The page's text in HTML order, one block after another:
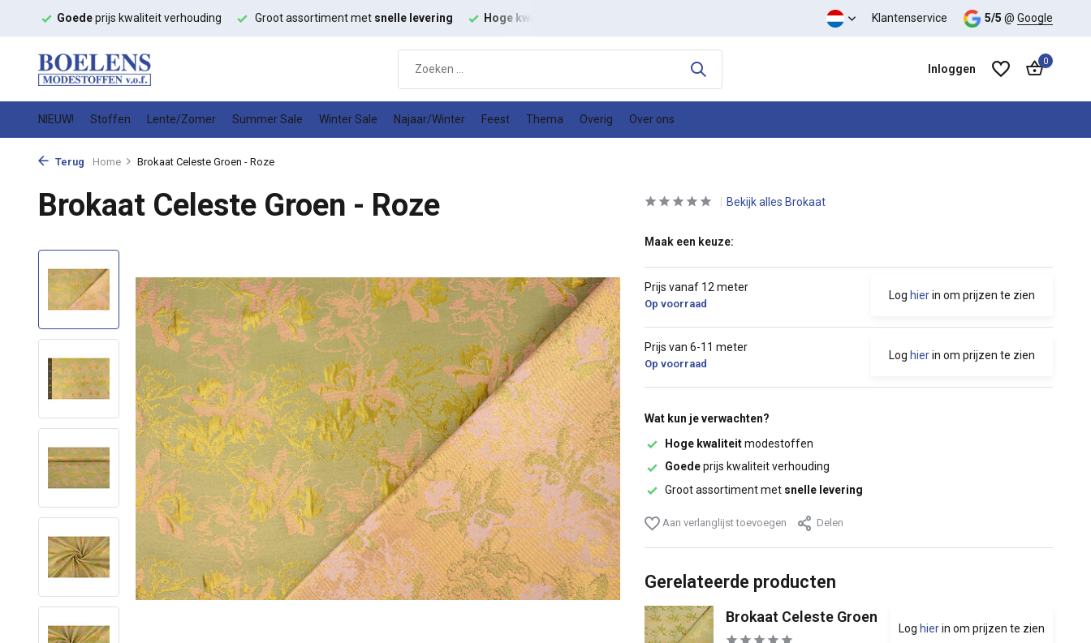
Goedeprijs kwaliteit verhouding Groot assortiment met snelle levering Hoge kwaliteit prijs kwaliteit verhouding Klantenservice 5/5 @ Google
Inloggen
0
NIEUW! Stoffen Lente/Zomer Summer Sale Winter Sale Najaar/Winter Feest Thema Overig Over ons
Terug Home Brokaat Celeste Groen - Roze
Brokaat Celeste Groen - Roze Bekijk alles Brokaat
Maak een keuze:
Prijs vanaf 12 meter
Op voorraad
Log hierin om prijzen te zien
Prijs van 6-11 meter
Op voorraad
Log hierin om prijzen te zien
Wat kun je verwachten?
Hoge kwaliteitmodestoffen
Goedeprijs kwaliteit verhouding
Groot assortiment met snelle levering
Aan verlanglijst toevoegen Delen
Gerelateerde producten
Brokaat Celeste Groen
Log hierin om prijzen te zien